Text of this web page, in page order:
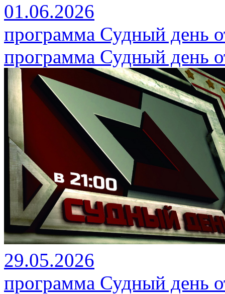
01.06.2026
программа Судный день
программа Судный день
29.05.2026
программа Судный день